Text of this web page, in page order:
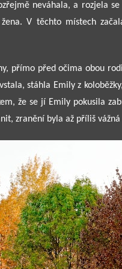
neváhala, a rozjela
V těchto místech
přímo před očima obou
stáhla Emily z
že se jí Emily pokusila
zranění byla až příliš